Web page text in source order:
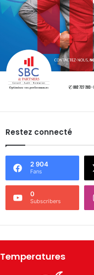
Restez connecté
2 904
Fans
0
Subscribers
Temperatures